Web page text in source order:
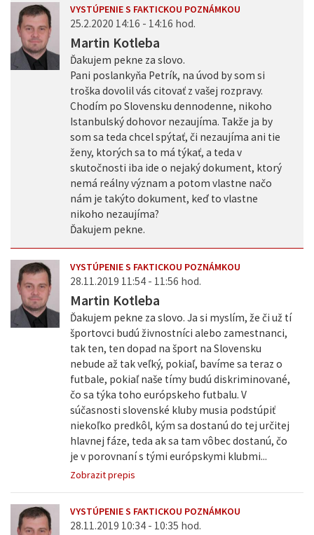
VYSTÚPENIE S FAKTICKOU POZNÁMKOU
25.2.2020 14:16 - 14:16 hod.
Martin Kotleba
Ďakujem pekne za slovo.
Pani poslankyňa Petrík, na úvod by som si
troška dovolil vás citovať z vašej rozpravy.
Chodím po Slovensku dennodenne, nikoho
Istanbulský dohovor nezaujíma. Takže ja by
som sa teda chcel spýtať, či nezaujíma ani tie
ženy, ktorých sa to má týkať, a teda v
skutočnosti iba ide o nejaký dokument, ktorý
nemá reálny význam a potom vlastne načo
nám je takýto dokument, keď to vlastne
nikoho nezaujíma?
Ďakujem pekne.
VYSTÚPENIE S FAKTICKOU POZNÁMKOU
28.11.2019 11:54 - 11:56 hod.
Martin Kotleba
Ďakujem pekne za slovo. Ja si myslím, že či už tí
športovci budú živnostníci alebo zamestnanci,
tak ten, ten dopad na šport na Slovensku
nebude až tak veľký, pokiaľ, bavíme sa teraz o
futbale, pokiaľ naše tímy budú diskriminované,
čo sa týka toho európskeho futbalu. V
súčasnosti slovenské kluby musia podstúpiť
niekoľko predkôl, kým sa dostanú do tej určitej
hlavnej fáze, teda ak sa tam vôbec dostanú, čo
je v porovnaní s tými európskymi klubmi...
Zobrazit prepis
VYSTÚPENIE S FAKTICKOU POZNÁMKOU
28.11.2019 10:34 - 10:35 hod.